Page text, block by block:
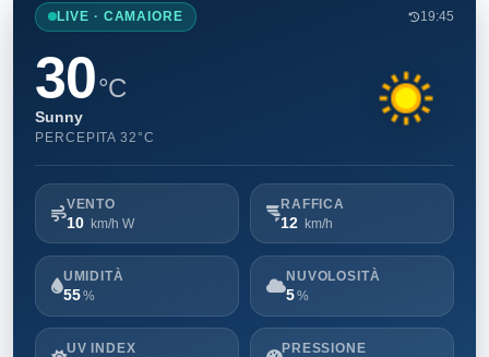
LIVE · CAMAIORE 19:45
30°C
Sunny
PERCEPITA 32°C
VENTO
10 km/h W
RAFFICA
12 km/h
UMIDITÀ
55 %
NUVOLOSITÀ
5%
UV INDEX PRESSIONE